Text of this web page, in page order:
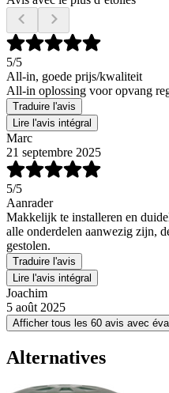
5/5
All-in, goede prijs/kwaliteit
All-in oplossing voor opvang
Traduire l'avis
Lire l'avis intégral
Marc
21 septembre 2025
5/5
Aanrader
Makkelijk te installeren en
alle onderdelen aanwezig zijn,
gestolen.
Traduire l'avis
Lire l'avis intégral
Joachim
5 août 2025
Afficher tous les 60 avis avec
Alternatives